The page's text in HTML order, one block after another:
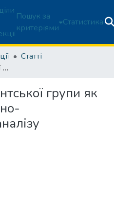
Пошук за
критеріями
Статистика
Статті
Поведінка студентської групи як предмет соціально-психологічного аналізу
групи як